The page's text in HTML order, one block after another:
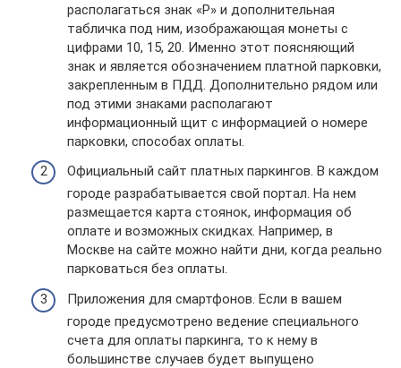
располагаться знак «Р» и дополнительная
табличка под ним, изображающая монеты с
цифрами 10, 15, 20. Именно этот поясняющий
знак и является обозначением платной парковки,
закрепленным в ПДД. Дополнительно рядом или
под этими знаками располагают
информационный щит с информацией о номере
парковки, способах оплаты.
Официальный сайт платных паркингов. В каждом
городе разрабатывается свой портал. На нем
размещается карта стоянок, информация об
оплате и возможных скидках. Например, в
Москве на сайте можно найти дни, когда реально
парковаться без оплаты.
Приложения для смартфонов. Если в вашем
городе предусмотрено ведение специального
счета для оплаты паркинга, то к нему в
большинстве случаев будет выпущено